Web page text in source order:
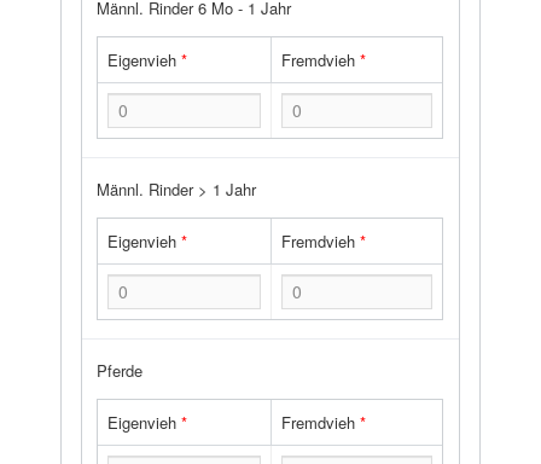
Männl. Rinder 6 Mo - 1 Jahr
Eigenvieh* Fremdvieh*
Männl. Rinder > 1 Jahr
Eigenvieh* Fremdvieh*
Pferde
Eigenvieh* Fremdvieh*